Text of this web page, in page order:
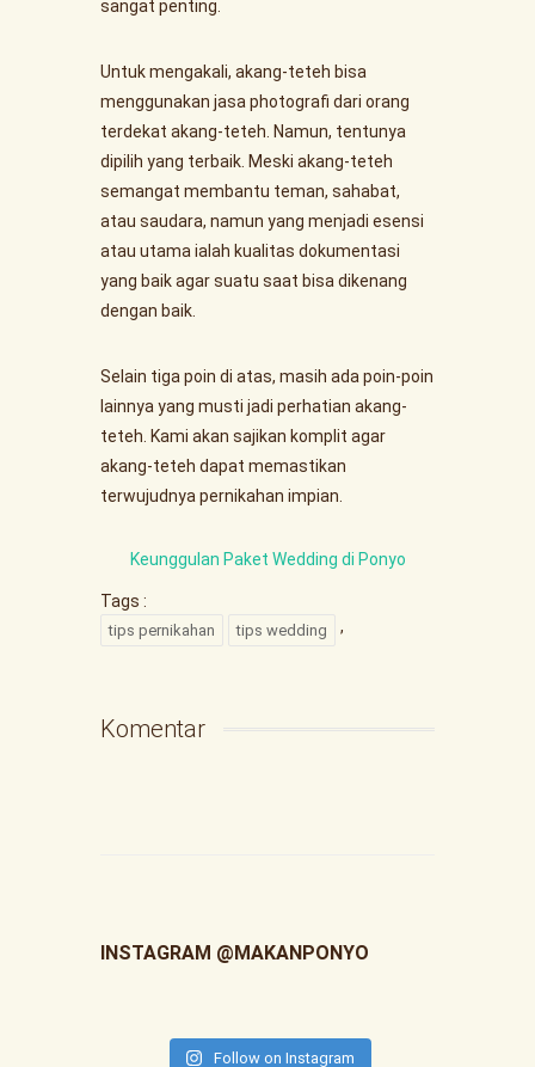
sangat penting.
Untuk mengakali, akang-teteh bisa
menggunakan jasa photografi dari orang
terdekat akang-teteh. Namun, tentunya
dipilih yang terbaik. Meski akang-teteh
semangat membantu teman, sahabat,
atau saudara, namun yang menjadi esensi
atau utama ialah kualitas dokumentasi
yang baik agar suatu saat bisa dikenang
dengan baik.
Selain tiga poin di atas, masih ada poin-poin
lainnya yang musti jadi perhatian akang-
teteh. Kami akan sajikan komplit agar
akang-teteh dapat memastikan
terwujudnya pernikahan impian.
Keunggulan Paket Wedding di Ponyo
Tags :
tips pernikahan ,
tips wedding
Komentar
INSTAGRAM @MAKANPONYO
Follow on Instagram